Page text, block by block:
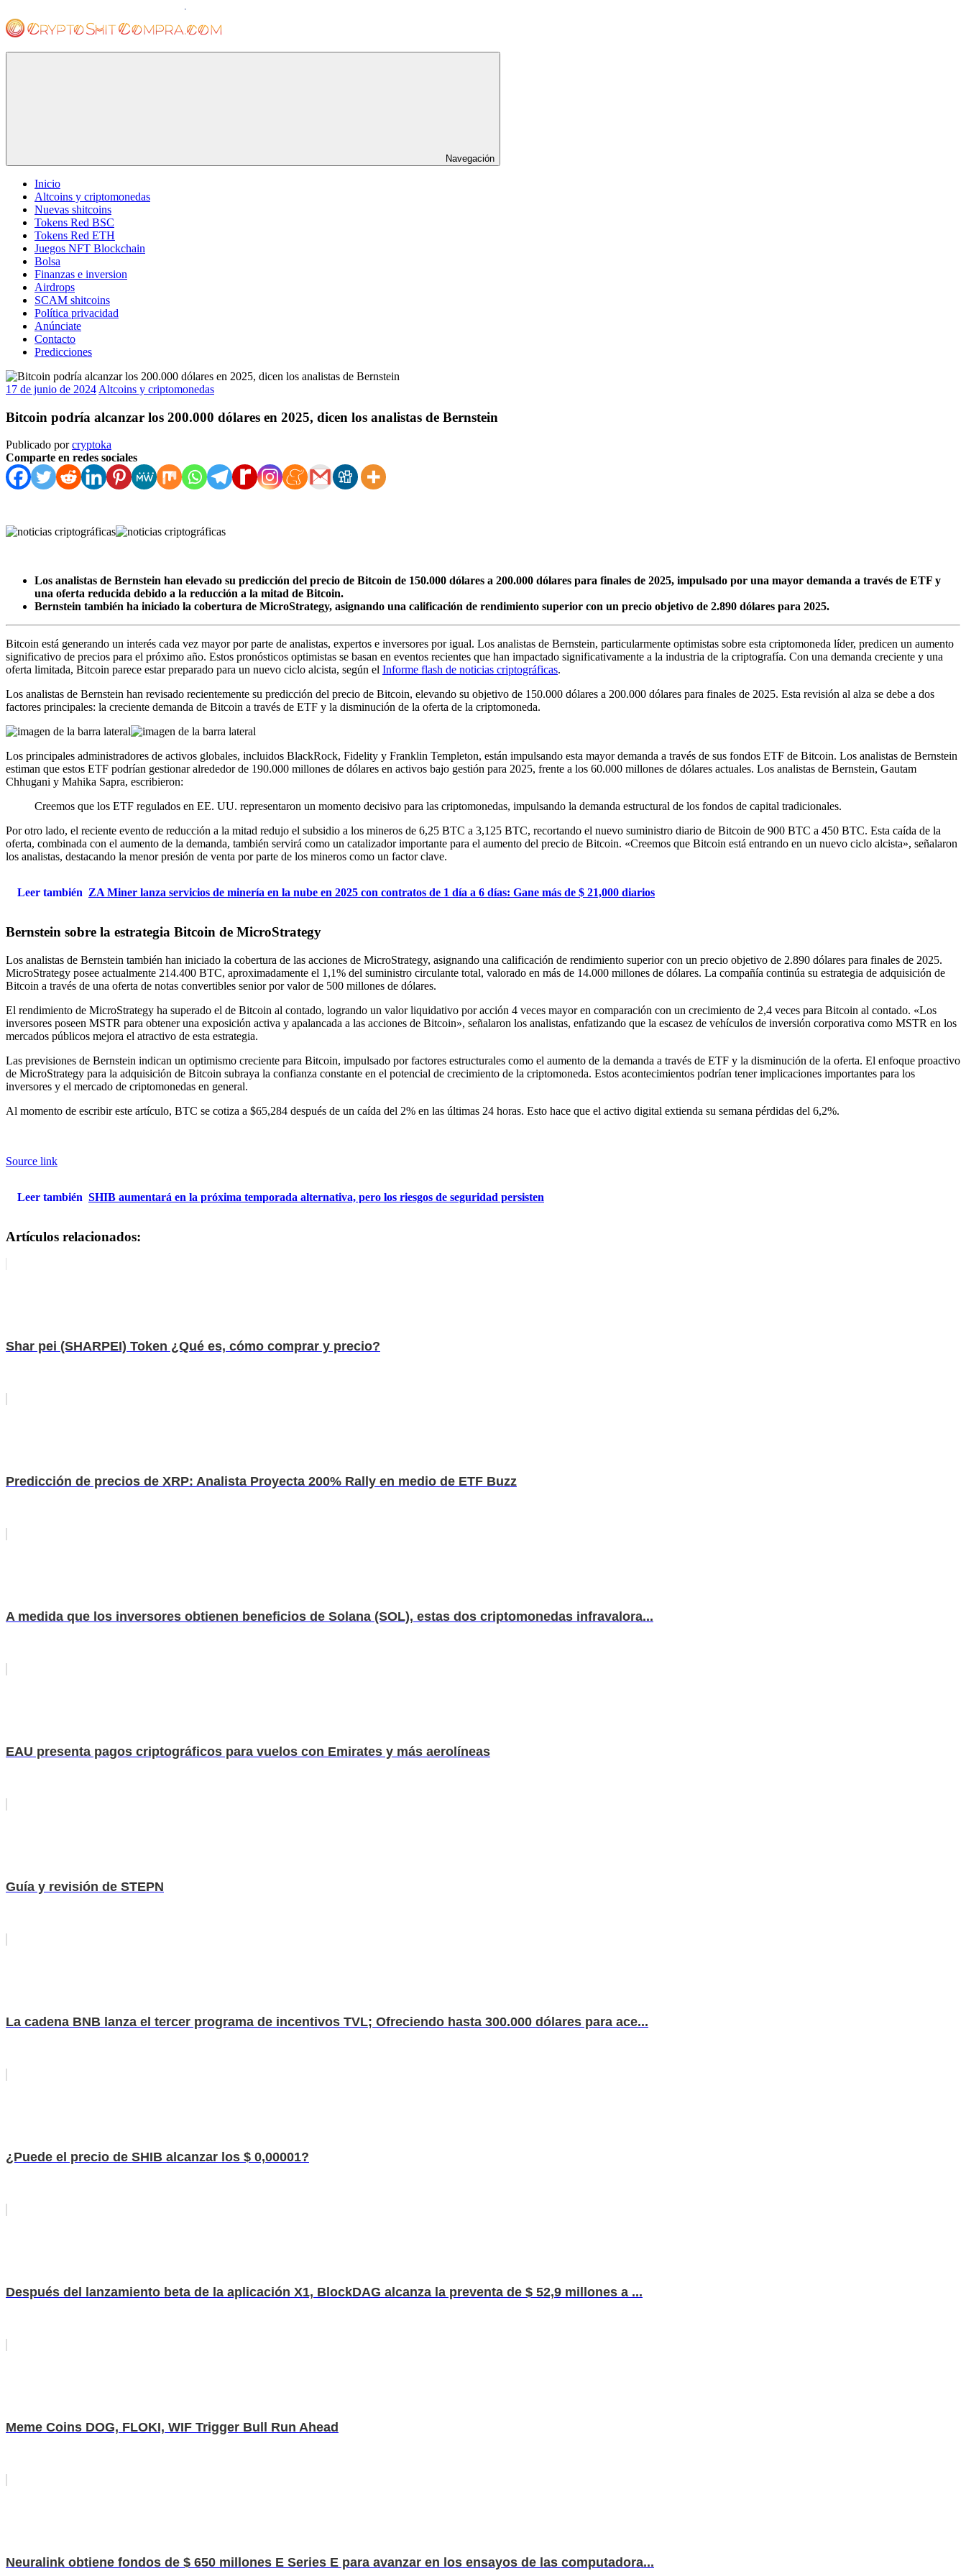
al
contenido
Navegación
Inicio
Altcoins y criptomonedas
Nuevas shitcoins
Tokens Red BSC
Tokens Red ETH
Juegos NFT Blockchain
Bolsa
Finanzas e inversion
Airdrops
SCAM shitcoins
Política privacidad
Anúnciate
Contacto
Predicciones
17 de junio de 2024 Altcoins y criptomonedas
Bitcoin podría alcanzar los 200.000 dólares en 2025, dicen los analistas de Bernstein
Publicado porcryptoka
Comparte en redes sociales
Los analistas de Bernstein han elevado su predicción del precio de Bitcoin de 150.000 dólares a 200.000 dólares para finales de 2025, impulsado por una mayor demanda a través de ETF y
una oferta reducida debido a la reducción a la mitad de Bitcoin.
Bernstein también ha iniciado la cobertura de MicroStrategy, asignando una calificación de rendimiento superior con un precio objetivo de 2.890 dólares para 2025.
Bitcoin está generando un interés cada vez mayor por parte de analistas, expertos e inversores por igual. Los analistas de Bernstein, particularmente optimistas sobre esta criptomoneda líder, predicen un aumento
significativo de precios para el próximo año. Estos pronósticos optimistas se basan en eventos recientes que han impactado significativamente a la industria de la criptografía. Con una demanda creciente y una
oferta limitada, Bitcoin parece estar preparado para un nuevo ciclo alcista, según el Informe flash de noticias criptográficas.
Los analistas de Bernstein han revisado recientemente su predicción del precio de Bitcoin, elevando su objetivo de 150.000 dólares a 200.000 dólares para finales de 2025. Esta revisión al alza se debe a dos
factores principales: la creciente demanda de Bitcoin a través de ETF y la disminución de la oferta de la criptomoneda.
Los principales administradores de activos globales, incluidos BlackRock, Fidelity y Franklin Templeton, están impulsando esta mayor demanda a través de sus fondos ETF de Bitcoin. Los analistas de Bernstein
estiman que estos ETF podrían gestionar alrededor de 190.000 millones de dólares en activos bajo gestión para 2025, frente a los 60.000 millones de dólares actuales. Los analistas de Bernstein, Gautam
Chhugani y Mahika Sapra, escribieron:
Creemos que los ETF regulados en EE. UU. representaron un momento decisivo para las criptomonedas, impulsando la demanda estructural de los fondos de capital tradicionales.
Por otro lado, el reciente evento de reducción a la mitad redujo el subsidio a los mineros de 6,25 BTC a 3,125 BTC, recortando el nuevo suministro diario de Bitcoin de 900 BTC a 450 BTC. Esta caída de la
oferta, combinada con el aumento de la demanda, también servirá como un catalizador importante para el aumento del precio de Bitcoin. «Creemos que Bitcoin está entrando en un nuevo ciclo alcista», señalaron
los analistas, destacando la menor presión de venta por parte de los mineros como un factor clave.
Leer también ZA Miner lanza servicios de minería en la nube en 2025 con contratos de 1 día a 6 días: Gane más de $ 21,000 diarios
Bernstein sobre la estrategia Bitcoin de MicroStrategy
Los analistas de Bernstein también han iniciado la cobertura de las acciones de MicroStrategy, asignando una calificación de rendimiento superior con un precio objetivo de 2.890 dólares para finales de 2025.
MicroStrategy posee actualmente 214.400 BTC, aproximadamente el 1,1% del suministro circulante total, valorado en más de 14.000 millones de dólares. La compañía continúa su estrategia de adquisición de
Bitcoin a través de una oferta de notas convertibles senior por valor de 500 millones de dólares.
El rendimiento de MicroStrategy ha superado el de Bitcoin al contado, logrando un valor liquidativo por acción 4 veces mayor en comparación con un crecimiento de 2,4 veces para Bitcoin al contado. «Los
inversores poseen MSTR para obtener una exposición activa y apalancada a las acciones de Bitcoin», señalaron los analistas, enfatizando que la escasez de vehículos de inversión corporativa como MSTR en los
mercados públicos mejora el atractivo de esta estrategia.
Las previsiones de Bernstein indican un optimismo creciente para Bitcoin, impulsado por factores estructurales como el aumento de la demanda a través de ETF y la disminución de la oferta. El enfoque proactivo
de MicroStrategy para la adquisición de Bitcoin subraya la confianza constante en el potencial de crecimiento de la criptomoneda. Estos acontecimientos podrían tener implicaciones importantes para los
inversores y el mercado de criptomonedas en general.
Al momento de escribir este artículo, BTC se cotiza a $65,284 después de un caída del 2% en las últimas 24 horas. Esto hace que el activo digital extienda su semana pérdidas del 6,2%.
Source link
Leer también SHIB aumentará en la próxima temporada alternativa, pero los riesgos de seguridad persisten
Artículos relacionados:
Shar pei (SHARPEI) Token ¿Qué es, cómo comprar y precio?
Predicción de precios de XRP: Analista Proyecta 200% Rally en medio de ETF Buzz
A medida que los inversores obtienen beneficios de Solana (SOL), estas dos criptomonedas infravalora...
EAU presenta pagos criptográficos para vuelos con Emirates y más aerolíneas
Guía y revisión de STEPN
La cadena BNB lanza el tercer programa de incentivos TVL; Ofreciendo hasta 300.000 dólares para ace...
¿Puede el precio de SHIB alcanzar los $ 0,00001?
Después del lanzamiento beta de la aplicación X1, BlockDAG alcanza la preventa de $ 52,9 millones a ...
Meme Coins DOG, FLOKI, WIF Trigger Bull Run Ahead
Neuralink obtiene fondos de $ 650 millones E Series E para avanzar en los ensayos de las computadora...